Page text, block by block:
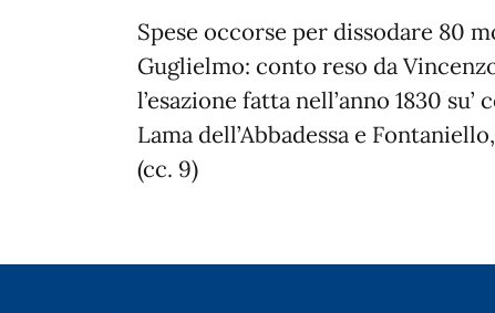
Spese occorse per dissodare 80
Guglielmo: conto reso da
l’esazione fatta nell’anno 1830
Lama dell’Abbadessa e
(cc. 9)